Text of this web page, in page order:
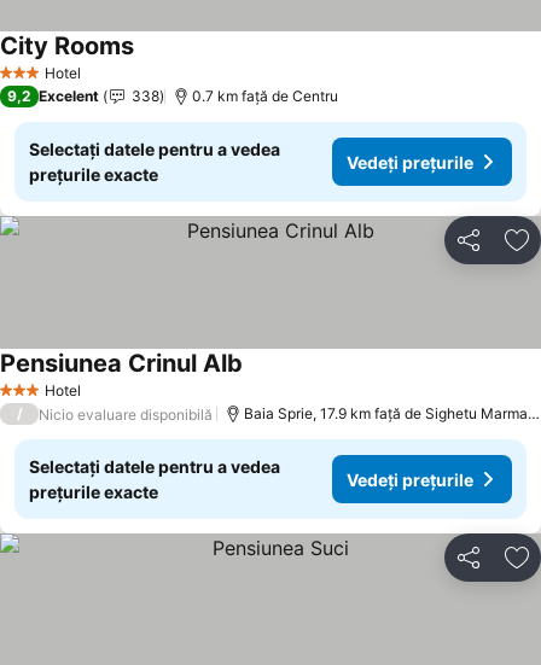
3 SteleHotel
City RoomsVedeți prețurile
9,2 Excelent 338 0.7 km faţă de Centru
Selectați datele pentru a vedea
prețurile exacte
Vedeți prețurile
Distribuiți
3 SteleHotel
Pensiunea Crinul Alb
/ Nicio evaluare disponibilă Baia Sprie, 17.9 km faţă de Sighetu
Selectați datele pentru a vedea
prețurile exacte
Vedeți prețurile
Distribuiți